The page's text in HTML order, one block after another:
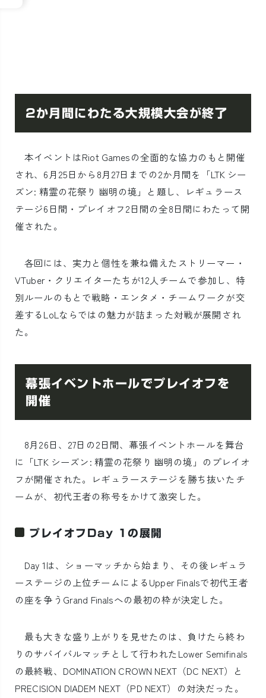
2か月間にわたる大規模大会が終了
本イベントはRiot Gamesの全面的な協力のもと開催
され、6月25日から8月27日までの2か月間を「LTK シー
ズン: 精霊の花祭り 幽明の境」と題し、レギュラース
テージ6日間・プレイオフ2日間の全8日間にわたって開
催された。
各回には、実力と個性を兼ね備えたストリーマー・
VTuber・クリエイターたちが12人チームで参加し、特
別ルールのもとで戦略・エンタメ・チームワークが交
差するLoLならではの魅力が詰まった対戦が展開され
た。
幕張イベントホールでプレイオフを
開催
8月26日、27日の2日間、幕張イベントホールを舞台
に「LTK シーズン: 精霊の花祭り 幽明の境」のプレイオ
フが開催された。レギュラーステージを勝ち抜いたチ
ームが、初代王者の称号をかけて激突した。
プレイオフDay 1の展開
Day 1は、ショーマッチから始まり、その後レギュラ
ーステージの上位チームによるUpper Finalsで初代王者
の座を争うGrand Finalsへの最初の枠が決定した。
最も大きな盛り上がりを見せたのは、負けたら終わ
りのサバイバルマッチとして行われたLower Semifinals
の最終戦、DOMINATION CROWN NEXT（DC NEXT）と
PRECISION DIADEM NEXT（PD NEXT）の対決だった。